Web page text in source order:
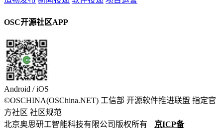
OSC开源社区APP
Android / iOS
©OSCHINA(OSChina.NET) 工信部 开源软件推进联盟 指定官
方社区 社区规范
北京奥思研工智能科技有限公司版权所有
京ICP备